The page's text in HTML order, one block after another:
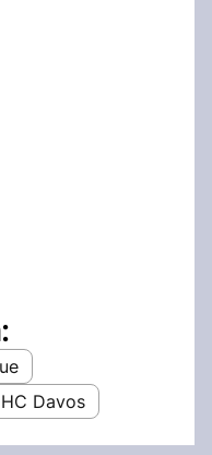
HC Davos